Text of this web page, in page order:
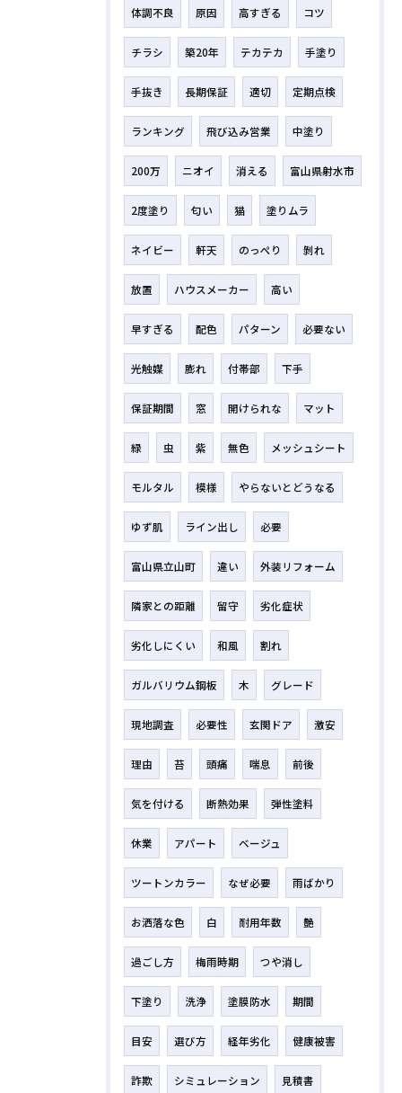
体調不良 原因 高すぎる コツ
チラシ 築20年 テカテカ 手塗り
手抜き 長期保証 適切 定期点検
ランキング 飛び込み営業 中塗り
200万 ニオイ 消える 富山県射水市
2度塗り 匂い 猫 塗りムラ
ネイビー 軒天 のっぺり 剝れ
放置 ハウスメーカー 高い
早すぎる 配色 パターン 必要ない
光触媒 膨れ 付帯部 下手
保証期間 窓 開けられな マット
緑 虫 紫 無色 メッシュシート
モルタル 模様 やらないとどうなる
ゆず肌 ライン出し 必要
富山県立山町 違い 外装リフォーム
隣家との距離 留守 劣化症状
劣化しにくい 和風 割れ
ガルバリウム鋼板 木 グレード
現地調査 必要性 玄関ドア 激安
理由 苔 頭痛 喘息 前後
気を付ける 断熱効果 弾性塗料
休業 アパート ベージュ
ツートンカラー なぜ必要 雨ばかり
お洒落な色 白 耐用年数 艶
過ごし方 梅雨時期 つや消し
下塗り 洗浄 塗膜防水 期間
目安 選び方 経年劣化 健康被害
詐欺 シミュレーション 見積書